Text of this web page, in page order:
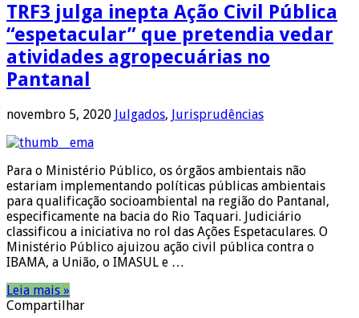
TRF3 julga inepta Ação Civil Pública
“espetacular” que pretendia vedar
atividades agropecuárias no
Pantanal
novembro 5, 2020 Julgados, Jurisprudências
Para o Ministério Público, os órgãos ambientais não
estariam implementando políticas públicas ambientais
para qualificação socioambiental na região do Pantanal,
especificamente na bacia do Rio Taquari. Judiciário
classificou a iniciativa no rol das Ações Espetaculares. O
Ministério Público ajuizou ação civil pública contra o
IBAMA, a União, o IMASUL e …
Leia mais »
Compartilhar